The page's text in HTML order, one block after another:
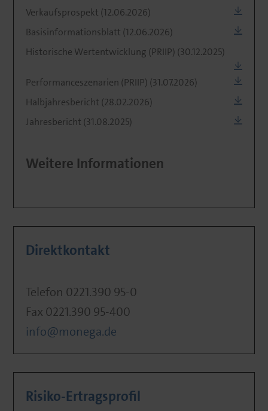
Verkaufsprospekt (12.06.2026)
Basisinformationsblatt (12.06.2026)
Historische Wertentwicklung (PRIIP) (30.12.2025)
Performanceszenarien (PRIIP) (31.07.2026)
Halbjahresbericht (28.02.2026)
Jahresbericht (31.08.2025)
Weitere Informationen
Direktkontakt
Telefon 0221.390 95-0
Fax 0221.390 95-400
info@monega.de
Risiko-Ertragsprofil